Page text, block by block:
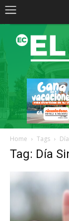
Home Tags
Tag: Día